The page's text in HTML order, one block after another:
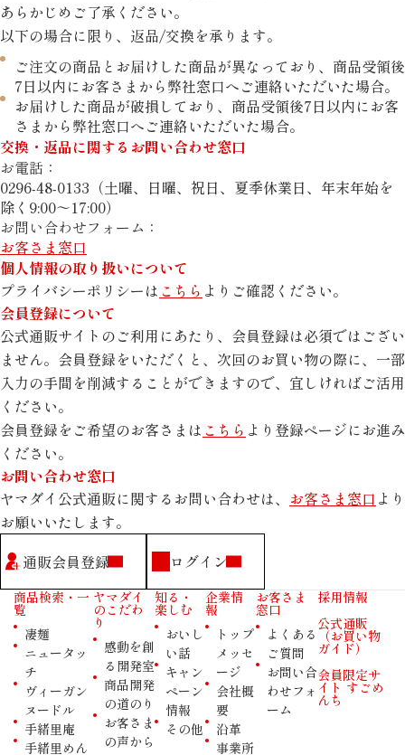
あらかじめご了承ください。
以下の場合に限り、返品/交換を承ります。
ご注文の商品とお届けした商品が異なっており、商品受領後
7日以内にお客さまから弊社窓口へご連絡いただいた場合。
お届けした商品が破損しており、商品受領後7日以内にお客
さまから弊社窓口へご連絡いただいた場合。
交換・返品に関するお問い合わせ窓口
お電話
0296-48-0133（土曜、日曜、祝日、夏季休業日、年末年始を
除く9:00～17:00）
お問い合わせフォーム
お客さま窓口
個人情報の取り扱いについて
プライバシーポリシーは こちら よりご確認ください。
会員登録について
公式通販サイトのご利用にあたり、会員登録は必須ではござい
ません。会員登録をいただくと、次回のお買い物の際に、一部
入力の手間を削減することができますので、宜しければご活用
ください。
会員登録をご希望のお客さまは こちら より登録ページにお進み
ください。
お問い合わせ窓口
ヤマダイ公式通販に関するお問い合わせは、 お客さま窓口 より
お願いいたします。
通販会員登録
ログイン
商品検索・一
覧
凄麺
ニュータッ
チ
ヴィーガン
ヌードル
手緒里庵
手緒里めん
ヤマダイ
のこだわ
り
感動を創
る開発室
商品開発
の道のり
お客さま
の声から
知る・
楽しむ
おいし
い話
キャン
ペーン
情報
その他
企業情
報
トップ
メッセ
ージ
会社概
要
沿革
事業所
お客さま
窓口
よくある
ご質問
お問い合
わせフォ
ーム
採用情報
公式通販
（お買い物
ガイド）
会員限定サ
イト すごめ
んち